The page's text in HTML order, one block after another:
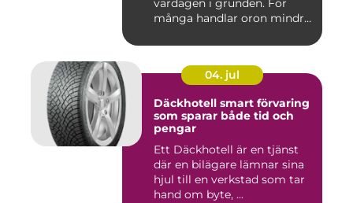
vardagen i grunden. För
många handlar oron mindre
04. jul
Däckhotell smart förvaring
som sparar både tid och
pengar
Ett Däckhotell är en tjänst
där en bilägare lämnar sina
hjul till en verkstad som tar
hand om byte, ...